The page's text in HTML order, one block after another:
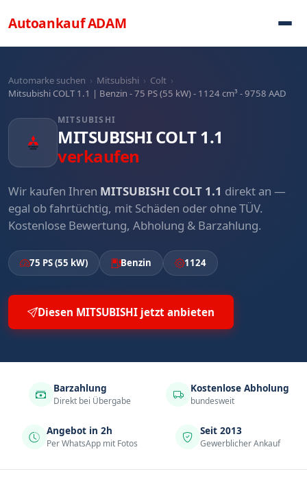
AutoankaufADAM
Automarke suchen › Mitsubishi › Colt ›
Mitsubishi COLT 1.1 | Benzin - 75 PS (55 kW) - 1124 cm³ - 9758 AAD
MITSUBISHI
MITSUBISHI COLT 1.1
verkaufen
Wir kaufen Ihren MITSUBISHI COLT 1.1 direkt an —
egal ob fahrtüchtig, mit Schäden oder ohne TÜV.
Kostenlose Bewertung, Abholung & Barzahlung.
75 PS (55 kW) Benzin 1124
Diesen MITSUBISHI jetzt anbieten
Barzahlung
Direkt bei Übergabe
Kostenlose Abholung
bundesweit
Angebot in 2h
Per WhatsApp mit Fotos
Seit 2013
Gewerblicher Ankauf